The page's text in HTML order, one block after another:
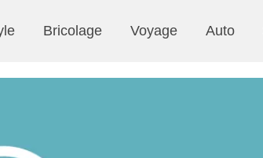
Bricolage Voyage Auto